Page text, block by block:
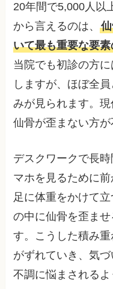
20年間で5,000人以
から言えるのは、
いて最も重要な要
当院でも初診の方
しますが、ほぼ全
みが見られます。現
仙骨が歪まない方が
デスクワークで長
マホを見るために
足に体重をかけて
の中に仙骨を歪ま
す。こうした積み
がずれていき、気
不調に悩まされるよ